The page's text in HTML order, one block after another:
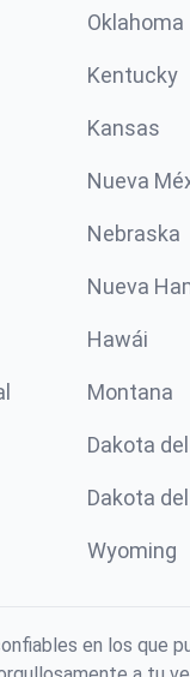
Oklahoma
Kentucky
Kansas
Nueva
Nebraska
Nueva
Hawái
Montana
Dakota
Dakota
Wyoming
en los que